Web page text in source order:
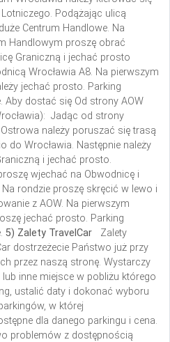
Podążając ulicą
Centrum Handlowe. Na
Handlowym proszę obrać
Graniczną i jechać prosto
Wrocławia A8. Na pierwszym
jechać prosto. Parking
Aby dostać się Od strony AOW
Jadąc od strony
należy poruszać się trasą
do Wrocławia. Następnie należy
i jechać prosto.
wjechać na Obwodnicę i
rondzie proszę skręcić w lewo i
z AOW. Na pierwszym
jechać prosto. Parking
5) Zalety TravelCar
Zalety
dostrzeżecie Państwo już przy
przez naszą stronę. Wystarczy
inne miejsce w pobliżu którego
ustalić daty i dokonać wyboru
w której
dla danego parkingu i cena.
problemów z dostępnością